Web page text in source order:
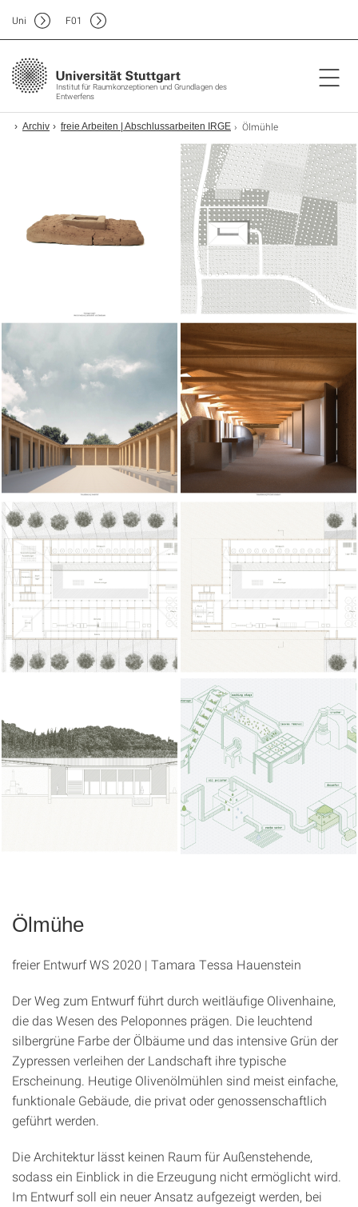
Institut für Raumkonzeptionen und Grundlagen des
Entwerfens
Uni F01
Archiv freie Arbeiten | Abschlussarbeiten IRGE Ölmühle
Ölmühe
freier Entwurf WS 2020 | Tamara Tessa Hauenstein
Der Weg zum Entwurf führt durch weitläufige Olivenhaine,
die das Wesen des Peloponnes prägen. Die leuchtend
silbergrüne Farbe der Ölbäume und das intensive Grün der
Zypressen verleihen der Landschaft ihre typische
Erscheinung. Heutige Olivenölmühlen sind meist einfache,
funktionale Gebäude, die privat oder genossenschaftlich
geführt werden.
Die Architektur lässt keinen Raum für Außenstehende,
sodass ein Einblick in die Erzeugung nicht ermöglicht wird.
Im Entwurf soll ein neuer Ansatz aufgezeigt werden, bei